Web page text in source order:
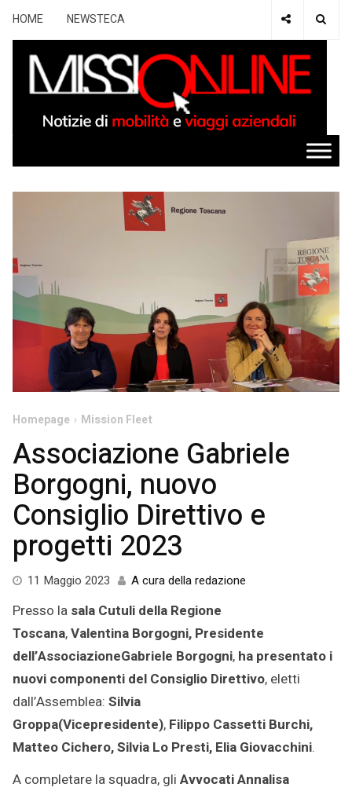
HOME NEWSTECA
Homepage Mission Fleet
Associazione Gabriele
Borgogni, nuovo
Consiglio Direttivo e
progetti 2023
11 Maggio 2023 11
2023
A cura della redazione
Presso la sala Cutuli della Regione
Toscana,Valentina Borgogni, Presidente
dell’AssociazioneGabriele Borgogni, ha presentato i
nuovi componenti del Consiglio Direttivo, eletti
dall’Assemblea: Silvia
Groppa(Vicepresidente), Filippo Cassetti Burchi,
Matteo Cichero, Silvia Lo Presti, Elia Giovacchini.
A completare la squadra, gli Avvocati Annalisa